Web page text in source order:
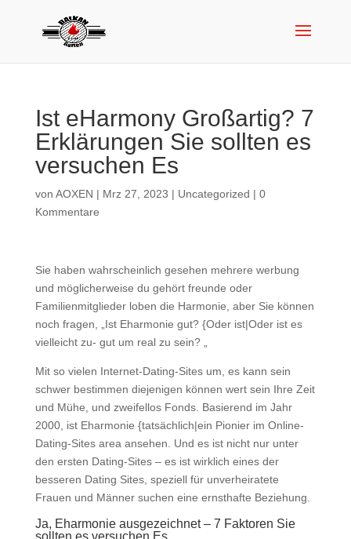
Ist eHarmony Großartig? 7
Erklärungen Sie sollten es
versuchen Es
von AOXEN | Mrz 27, 2023 | Uncategorized | 0
Kommentare
Sie haben wahrscheinlich gesehen mehrere werbung
und möglicherweise du gehört freunde oder
Familienmitglieder loben die Harmonie, aber Sie können
noch fragen, „Ist Eharmonie gut? {Oder ist|Oder ist es
vielleicht zu- gut um real zu sein? „
Mit so vielen Internet-Dating-Sites um, es kann sein
schwer bestimmen diejenigen können wert sein Ihre Zeit
und Mühe, und zweifellos Fonds. Basierend im Jahr
2000, ist Eharmonie {tatsächlich|ein Pionier im Online-
Dating-Sites area ansehen. Und es ist nicht nur unter
den ersten Dating-Sites – es ist wirklich eines der
besseren Dating Sites, speziell für unverheiratete
Frauen und Männer suchen eine ernsthafte Beziehung.
Ja, Eharmonie ausgezeichnet – 7 Faktoren Sie
sollten es versuchen Es